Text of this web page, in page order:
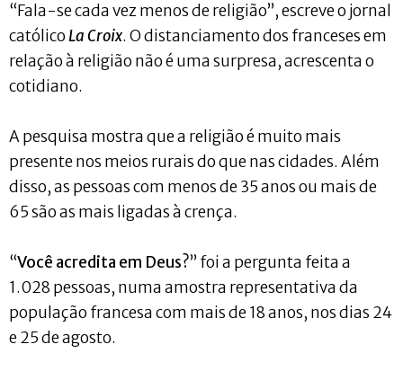
“Fala-se cada vez menos de religião”, escreve o jornal
católico La Croix. O distanciamento dos franceses em
relação à religião não é uma surpresa, acrescenta o
cotidiano.
A pesquisa mostra que a religião é muito mais
presente nos meios rurais do que nas cidades. Além
disso, as pessoas com menos de 35 anos ou mais de
65 são as mais ligadas à crença.
“Você acredita em Deus?” foi a pergunta feita a
1.028 pessoas, numa amostra representativa da
população francesa com mais de 18 anos, nos dias 24
e 25 de agosto.